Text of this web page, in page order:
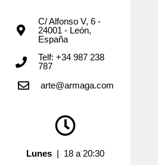
C/ Alfonso V, 6 -
24001 - León,
España
Telf: +34 987 238
787
arte@armaga.com
Lunes | 18 a 20:30